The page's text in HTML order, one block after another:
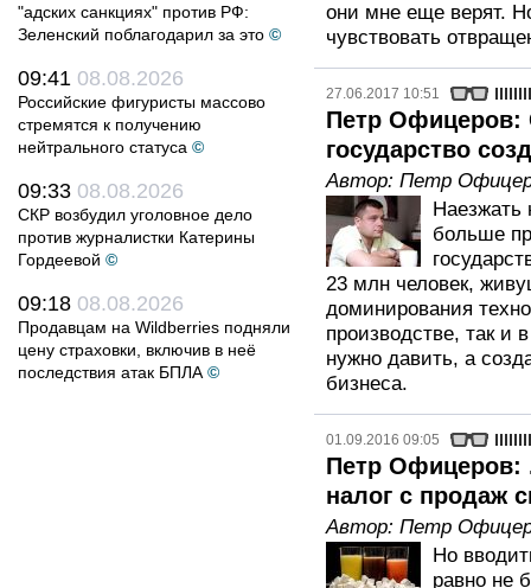
"адских санкциях" против РФ:
Зеленский поблагодарил за это ©
09:41 08.08.2026
Российские фигуристы массово
стремятся к получению
нейтрального статуса ©
09:33 08.08.2026
СКР возбудил уголовное дело
против журналистки Катерины
Гордеевой ©
09:18 08.08.2026
Продавцам на Wildberries подняли
цену страховки, включив в неё
последствия атак БПЛА ©
они мне еще верят.
чувствовать
27.06.2017 10:51
Петр Офицеров:
государство
Автор: Петр
Наезжать
больше
23 млн человек,
доминирования
производстве, так и
нужно давить, а
бизнеса.
01.09.2016 09:05
Петр Офицеров:
налог с продаж
Автор: Петр
Но
равно не